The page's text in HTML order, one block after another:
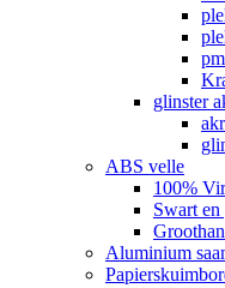
glinster
ABS velle
100%
Swart
Aluminium